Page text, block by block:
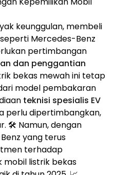
keunggulan, membeli
Mercedes-Benz
pertimbangan
dan penggantian
bekas mewah ini tetap
model pembakaran
teknisi spesialis EV
perlu dipertimbangkan,
🛠️ Namun, dengan
yang terus
terhadap
mobil listrik bekas